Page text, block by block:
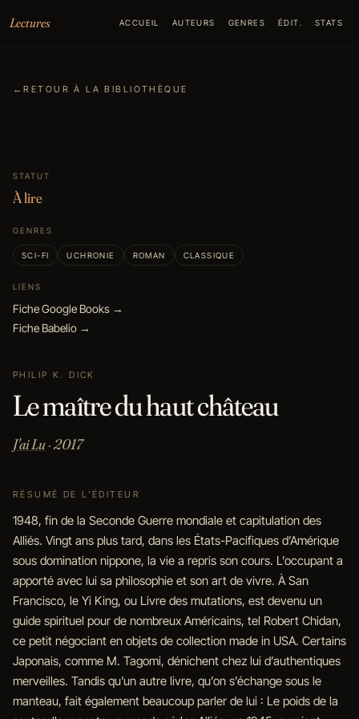
Lectures
ACCUEIL AUTEURS GENRES ÉDIT. STATS
←RETOUR À LA BIBLIOTHÈQUE
STATUT
À lire
GENRES
SCI-FI UCHRONIE ROMAN CLASSIQUE
LIENS
Fiche Google Books →
Fiche Babelio →
PHILIP K. DICK
Le maître du haut château
J'ai Lu· 2017
RÉSUMÉ DE L'ÉDITEUR
1948, fin de la Seconde Guerre mondiale et capitulation des
Alliés. Vingt ans plus tard, dans les États-Pacifiques d’Amérique
sous domination nippone, la vie a repris son cours. L’occupant a
apporté avec lui sa philosophie et son art de vivre. À San
Francisco, le Yi King, ou Livre des mutations, est devenu un
guide spirituel pour de nombreux Américains, tel Robert Chidan,
ce petit négociant en objets de collection made in USA. Certains
Japonais, comme M. Tagomi, dénichent chez lui d’authentiques
merveilles. Tandis qu’un autre livre, qu’on s’échange sous le
manteau, fait également beaucoup parler de lui : Le poids de la